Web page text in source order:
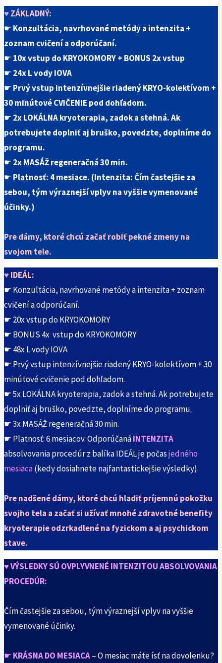
♥ZÁKLADNÝ:
☛ Konzultácia, navrhované metódy a intenzita +
zoznam cvičení a odporúčaní.
☛ 10x vstup do KRYOKOMORY + BONUS 2x vstup
☛ 24x L vody IOVA
☛ Prvý vstup intenzívnejšie riadený KRYO-kolektívom +
30 minútové CVIČENIE pod dohľadom.
☛ 2x LOKÁLNA kryoterapia, zadok a stehná. Ak
potrebujete doplniť aj bruško, povedzte, doplníme do
programu.
☛ 2x MASÁŽ regeneračná 30 min.
☛ Platnosť: 4 mesiace. (Intenzita: Čím častejšie za
sebou, tým výraznejší vplyv na vyššie vymenované
účinky.)
Pre dámy, ktoré chcú začať robiť pekné zmeny na
svojom tele.
♥IDEÁL:
☛ Konzultácia, navrhované metódy a intenzita + zoznam
cvičení a odporúčaní.
☛ 20x vstup do KRYOKOMORY
☛ BONUS 4x vstup do KRYOKOMORY
☛ 48x L vody IOVA
☛ Prvý vstup intenzívnejšie riadený KRYO-kolektívom + 30
minútové cvičenie pod dohľadom.
☛ 5x LOKÁLNA kryoterapia, zadok a stehná. Ak potrebujete
doplniť aj bruško, povedzte, doplníme do programu.
☛ 3x MASÁŽ regeneračná 30 min.
☛ Platnosť: 6 mesiacov. OdporúčanáINTENZITA
absolvovania procedúr z balíka IDEÁL je počasjedného
mesiaca(kedy dosiahnete najfantastickejšie výsledky).
Pre nadšené dámy, ktoré chcú hladiť príjemnú pokožku
svojho tela a začať si užívať mnohé zdravotné benefity
kryoterapie odzrkadlené na fyzickom a aj psychickom
stave.
♥VÝSLEDKY SÚ OVPLYVNENÉ INTENZITOU ABSOLVOVANIA
PROCEDÚR:
Čím častejšie za sebou, tým výraznejší vplyv na vyššie
vymenované účinky.
☛ KRÁSNA DO MESIACA– O mesiac máte ísť na dovolenku?